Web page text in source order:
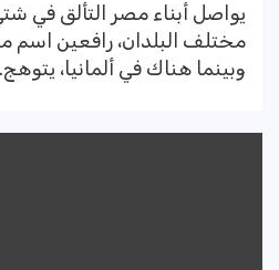
يواصل أبناء مصر التألق في
مختلف البلدان، رافعين اسم
وبينما هناك في ألمانيا،